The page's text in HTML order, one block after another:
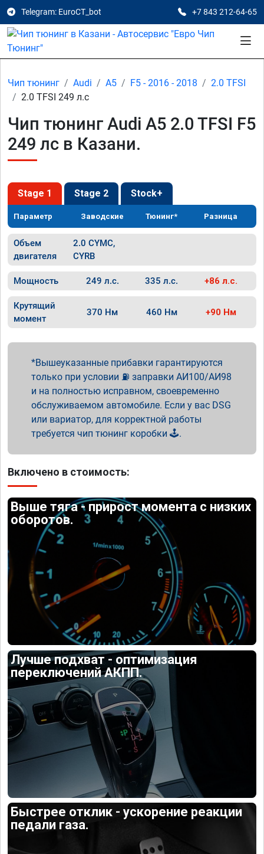
Telegram: EuroCT_bot +7 843 212-64-65
Чип тюнинг Audi A5 F5 - 2016 - 2018
2.0 TFSI
2.0 TFSI 249 л.с
Чип тюнинг Audi A5 2.0 TFSI F5
249 лс в Казани.
Stage 1 Stage 2 Stock+
Параметр Заводские Тюнинг* Разница
Объем
двигателя
2.0 CYMC,
CYRB
Мощность 249 л.с. 335 л.с. +86 л.с.
Крутящий
момент
370 Нм 460 Нм +90 Нм
Вышеуказанные прибавки гарантируются
только при условии ⛽ заправки АИ100/АИ98
и на полностью исправном, своевременно
обслуживаемом автомобиле. Если у вас DSG
или вариатор, для корректной работы
требуется чип тюнинг коробки 🕹️.
Включено в стоимость:
Выше тяга - прирост момента с низких
оборотов.
Лучше подхват - оптимизация
переключений АКПП.
Быстрее отклик - ускорение реакции
педали газа.